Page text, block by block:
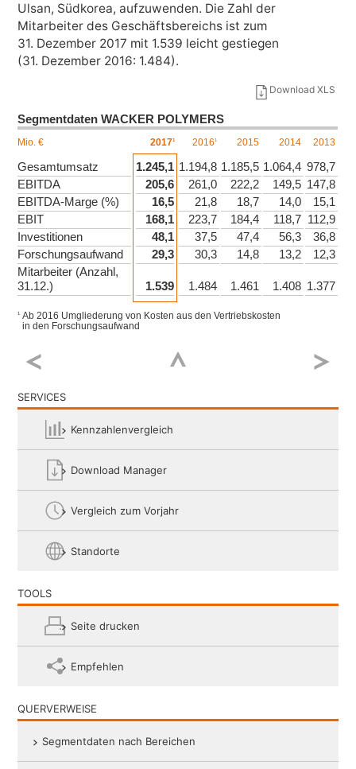
Ulsan, Südkorea, aufzuwenden. Die Zahl der
Mitarbeiter des Geschäftsbereichs ist zum
31. Dezember 2017 mit 1.539 leicht gestiegen
(31. Dezember 2016: 1.484).
Download XLS
Segmentdaten WACKER POLYMERS
Mio. € 20171 20161 2015 2014 2013
1
Ab 2016 Umgliederung von Kosten aus den Vertriebskosten
in den Forschungsaufwand
Gesamtumsatz 1.245,1 1.194,8 1.185,5 1.064,4 978,7
EBITDA
205,6 261,0 222,2 149,5 147,8
EBITDA-Marge (%)
16,5 21,8 18,7 14,0
15,1
EBIT
168,1 223,7 184,4 118,7 112,9
Investitionen
48,1 37,5 47,4 56,3
36,8
Forschungsaufwand
29,3 30,3 14,8 13,2
12,3
Mitarbeiter (Anzahl,
31.12.)
1.539 1.484 1.461 1.408 1.377
SERVICES
Kennzahlenvergleich
Download Manager
Vergleich zum Vorjahr
Standorte
TOOLS
Seite drucken
Empfehlen
QUERVERWEISE
Segmentdaten nach Bereichen
Facebook
Weibo